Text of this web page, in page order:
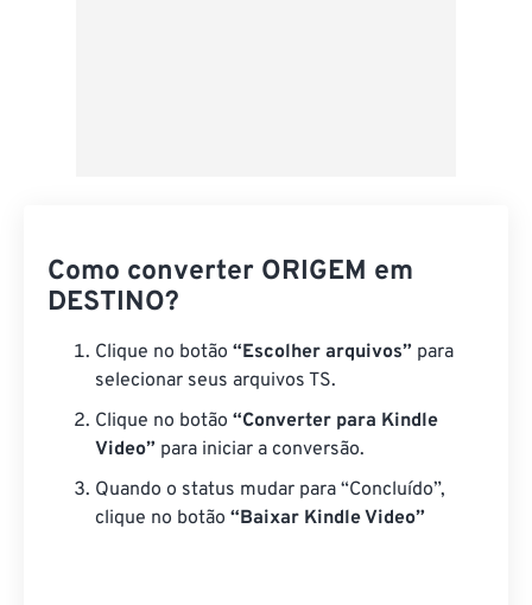
Como converter ORIGEM em
DESTINO?
Clique no botão “Escolher arquivos” para
selecionar seus arquivos TS.
Clique no botão “Converter para Kindle
Video” para iniciar a conversão.
Quando o status mudar para “Concluído”,
clique no botão “Baixar Kindle Video”